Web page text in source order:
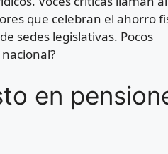
que celebran el ahorro
sedes legislativas. Pocos
en